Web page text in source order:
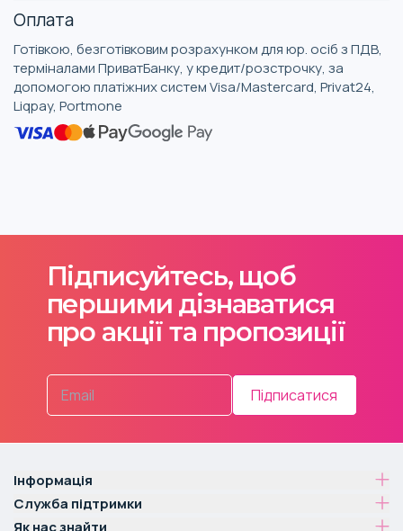
Оплата
Готівкою, безготівковим розрахунком для юр. осіб з ПДВ,
терміналами ПриватБанку, у кредит/розстрочку, за
допомогою платіжних систем Visa/Mastercard, Privat24,
Liqpay, Portmone
Підписуйтесь, щоб
першими дізнаватися
про акції та пропозиції
Підписатися
Інформація
Служба підтримки
Як нас знайти